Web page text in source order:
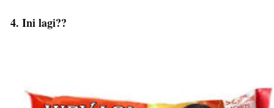
4. Ini lagi??